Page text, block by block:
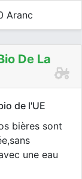
Aranc
De La
de l'UE
bières sont
une eau